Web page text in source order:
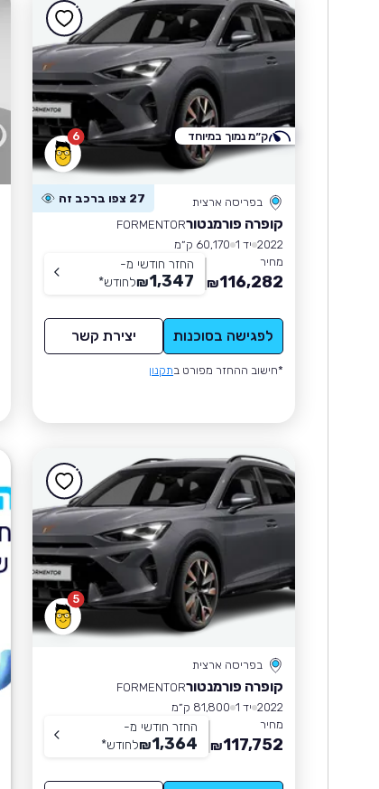
6
בפריסה ארצית 27 צפו ברכב זה
קופרה פורמנטורFORMENTOR
2022 יד 1
60,170 ק״מ
מחיר
116,282
₪
החזר חודשי מ-
1,347
₪לחודש*
לפגישה בסוכנות יצירת קשר
*חישוב ההחזר מפורט בתקנון
ק״מ נמוך במיוחד
5
בפריסה ארצית
קופרה פורמנטורFORMENTOR
2022 יד 1
81,800 ק״מ
מחיר
117,752
₪
החזר חודשי מ-
1,364
₪לחודש*